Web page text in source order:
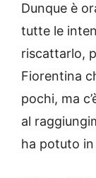
Dunque è
tutte le
riscattarlo,
Fiorentina
pochi, ma
al
ha potuto